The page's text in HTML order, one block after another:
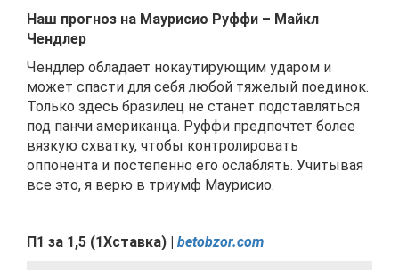
Наш прогноз на Маурисио Руффи – Майкл
Чендлер
Чендлер обладает нокаутирующим ударом и
может спасти для себя любой тяжелый поединок.
Только здесь бразилец не станет подставляться
под панчи американца. Руффи предпочтет более
вязкую схватку, чтобы контролировать
оппонента и постепенно его ослаблять. Учитывая
все это, я верю в триумф Маурисио.
П1 за 1,5 (1Хставка) | betobzor.com